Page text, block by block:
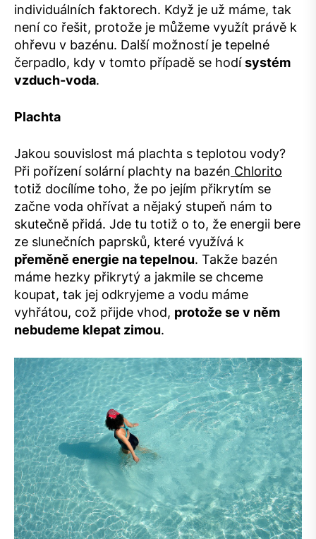
individuálních faktorech. Když je už máme, tak
není co řešit, protože je můžeme využít právě k
ohřevu v bazénu. Další možností je tepelné
čerpadlo, kdy v tomto případě se hodísystém
vzduch-voda.
Plachta
Jakou souvislost má plachta s teplotou vody?
Při pořízení solární plachty na bazén Chlorito
totiž docílíme toho, že po jejím přikrytím se
začne voda ohřívat a nějaký stupeň nám to
skutečně přidá. Jde tu totiž o to, že energii bere
ze slunečních paprsků, které využívá k
přeměně energie na tepelnou. Takže bazén
máme hezky přikrytý a jakmile se chceme
koupat, tak jej odkryjeme a vodu máme
vyhřátou, což přijde vhod, protože se v něm
nebudeme klepat zimou.